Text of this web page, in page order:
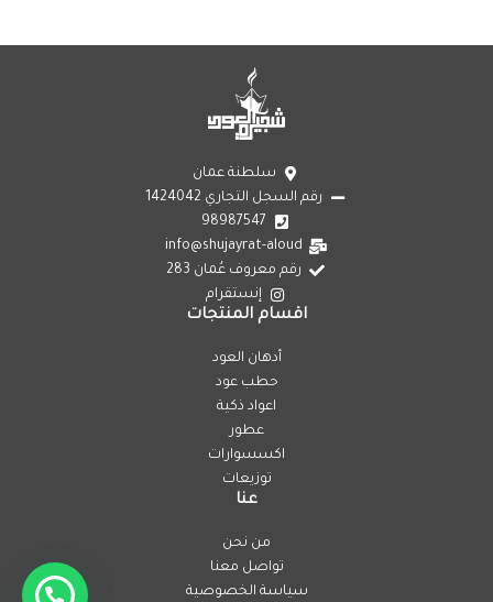
سلطنة عمان
رقم السجل التجاري 1424042
98987547
info@shujayrat-aloud
رقم معروف عُمان 283
إنستقرام
اقسام المنتجات
أدهان العود
حطب عود
اعواد ذكية
عطور
اكسسوارات
توزيعات
عنا
من نحن
تواصل معنا
سياسة الخصوصية